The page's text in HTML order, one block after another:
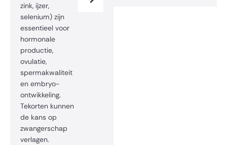
zink, ijzer,
selenium) zijn
essentieel voor
hormonale
productie,
ovulatie,
spermakwaliteit
en embryo-
ontwikkeling.
Tekorten kunnen
de kans op
zwangerschap
verlagen.